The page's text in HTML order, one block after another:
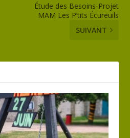
Étude des Besoins-Projet
MAM Les P’tits Écureuils
SUIVANT